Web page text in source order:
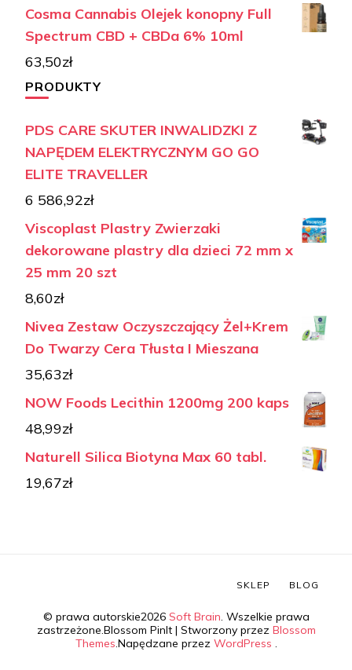
Cosma Cannabis Olejek konopny Full
Spectrum CBD + CBDa 6% 10ml
63,50zł
PRODUKTY
PDS CARE SKUTER INWALIDZKI Z
NAPĘDEM ELEKTRYCZNYM GO GO
ELITE TRAVELLER
6 586,92zł
Viscoplast Plastry Zwierzaki
dekorowane plastry dla dzieci 72 mm x
25 mm 20 szt
8,60zł
Nivea Zestaw Oczyszczający Żel+Krem
Do Twarzy Cera Tłusta I Mieszana
35,63zł
NOW Foods Lecithin 1200mg 200 kaps
48,99zł
Naturell Silica Biotyna Max 60 tabl.
19,67zł
© prawa autorskie2026 Soft Brain. Wszelkie prawa
zastrzeżone.Blossom PinIt | Stworzony przez Blossom
Themes.Napędzane przez WordPress .
SKLEP BLOG